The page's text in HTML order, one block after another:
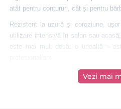
atât pentru contururi, cât și pentru
Rezistent la uzură și coroziune,
utilizare intensivă în salon sau
este mai mult decât o unealtă –
Vezi mai